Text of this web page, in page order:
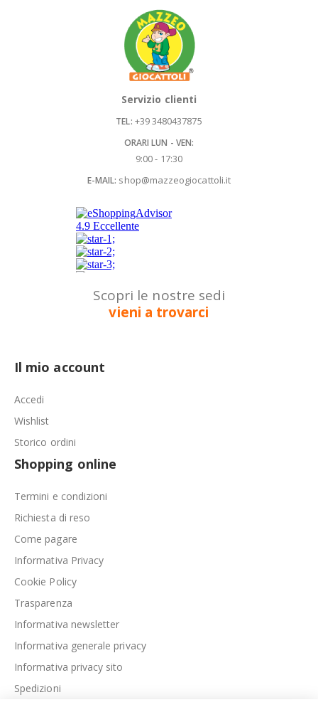
Servizio clienti
TEL: +39 3480437875
ORARI LUN - VEN:
9:00 - 17:30
E-MAIL: shop@mazzeogiocattoli.it
Scopri le nostre sedi
vieni a trovarci
Il mio account
Accedi
Wishlist
Storico ordini
Shopping online
Termini e condizioni
Richiesta di reso
Come pagare
Informativa Privacy
Cookie Policy
Trasparenza
Informativa newsletter
Informativa generale privacy
Informativa privacy sito
Spedizioni